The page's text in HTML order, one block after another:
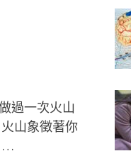
過一次火山
山象徵著你
…